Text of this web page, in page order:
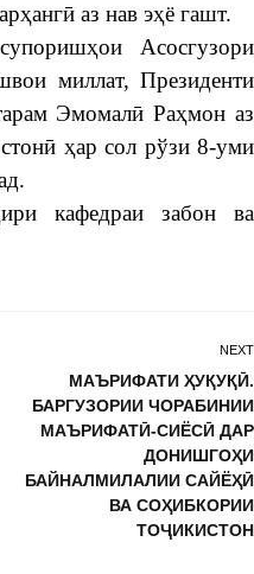
аз нав эҳё гашт.
Асосгузори
миллат, Президенти
Эмомалӣ Раҳмон аз
ҳар сол рўзи 8-уми
кафедраи забон ва
NEXT
МАЪРИФАТИ ҲУҚУҚӢ.
БАРГУЗОРИИ ЧОРАБИНИИ
МАЪРИФАТӢ-СИЁСӢ ДАР
ДОНИШГОҲИ
БАЙНАЛМИЛАЛИИ САЙЁҲӢ
ВА СОҲИБКОРИИ
ТОҶИКИСТОН